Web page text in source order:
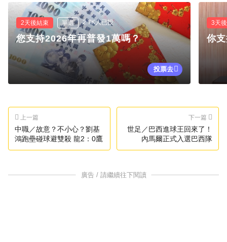
2天後結束 單選 2.7K人已投
您支持2026年再普發1萬嗎？
投票去
3天
你
上一篇
中職／故意？不小心？劉基
鴻跑壘碰球避雙殺 龍2：0鷹
下一篇
世足／巴西進球王回來了！
內馬爾正式入選巴西隊
廣告 / 請繼續往下閱讀